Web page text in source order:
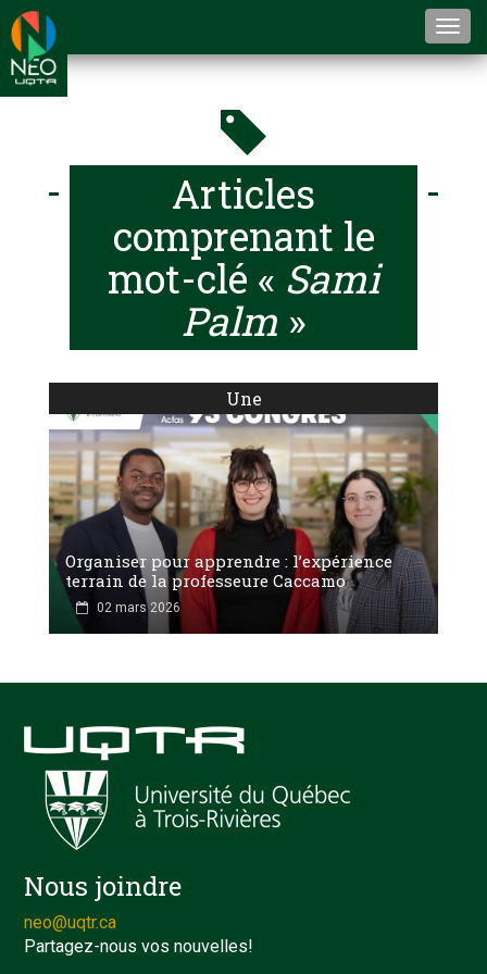
Articles
comprenant le
mot-clé « Sami
Palm »
Une
Organiser pour apprendre : l’expérience
terrain de la professeure Caccamo
02 mars 2026
Nous joindre
neo@uqtr.ca
Partagez-nous vos nouvelles!